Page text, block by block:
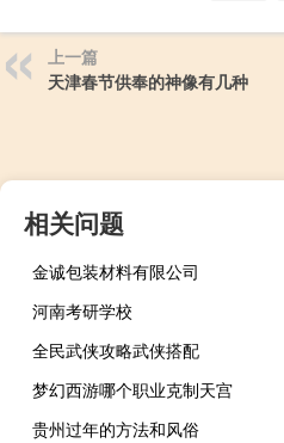
上一篇
天津春节供奉的神像有几种
相关问题
金诚包装材料有限公司
河南考研学校
全民武侠攻略武侠搭配
梦幻西游哪个职业克制天宫
贵州过年的方法和风俗